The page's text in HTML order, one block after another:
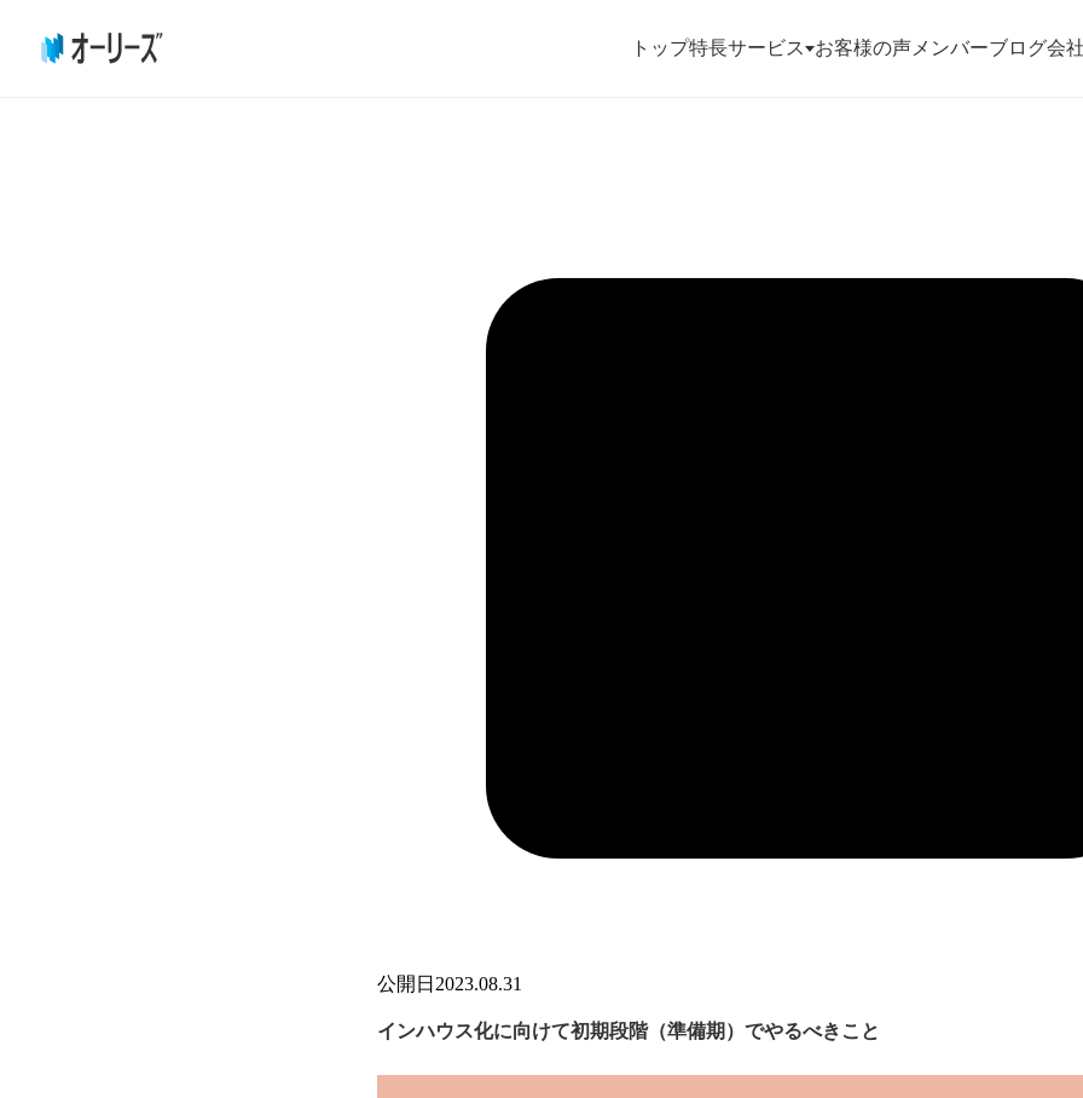
トップ特長サービス お客様の声 メンバーブログ会
公開日 2023.08.31
インハウス化に向けて初期段階（準備期）でやるべきこと